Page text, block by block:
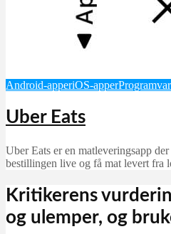
Android-apperiOS-apper
Uber Eats
Uber Eats er en matleveringsapp
bestillingen live og få mat levert fra
Kritikerens
og ulemper, og